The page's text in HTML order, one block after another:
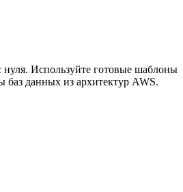
Используйте готовые шаблоны
баз данных из архитектур AWS.